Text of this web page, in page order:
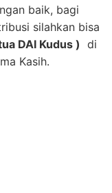
baik, bagi
silahkan bisa
DAI Kudus ) di
Kasih.